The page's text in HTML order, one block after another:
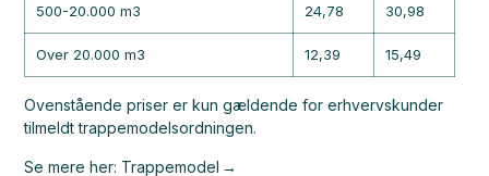
500-20.000 m3 24,78 30,98
Over 20.000 m3 12,39 15,49
Ovenstående priser er kun gældende for erhvervskunder
tilmeldt trappemodelsordningen.
Se mere her: Trappemodel